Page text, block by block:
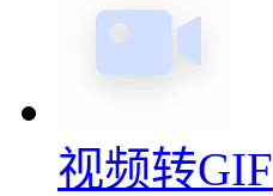
视频转GIF